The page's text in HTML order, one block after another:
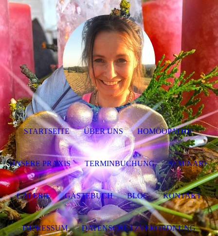
STARTSEITE ÜBER UNS HOMÖOPATHIE
UNSERE PRAXIS TERMINBUCHUNG SEMINARE
GALERIE GÄSTEBUCH BLOG KONTAKT
IMPRESSUM DATENSCHUTZVERORDNUNG